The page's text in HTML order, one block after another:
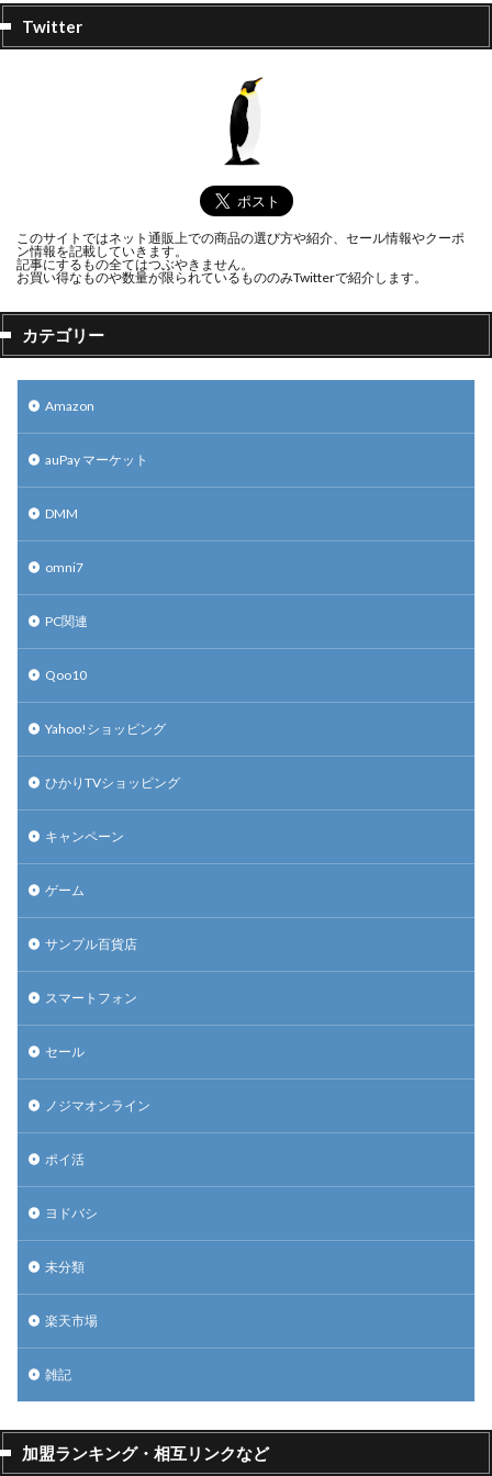
Twitter
このサイトではネット通販上での商品の選び方や紹介、セール情報やクーポ
ン情報を記載していきます。
記事にするもの全てはつぶやきません。
お買い得なものや数量が限られているもののみTwitterで紹介します。
カテゴリー
Amazon
auPay マーケット
DMM
omni7
PC関連
Qoo10
Yahoo!ショッピング
ひかりTVショッピング
キャンペーン
ゲーム
サンプル百貨店
スマートフォン
セール
ノジマオンライン
ポイ活
ヨドバシ
未分類
楽天市場
雑記
加盟ランキング・相互リンクなど